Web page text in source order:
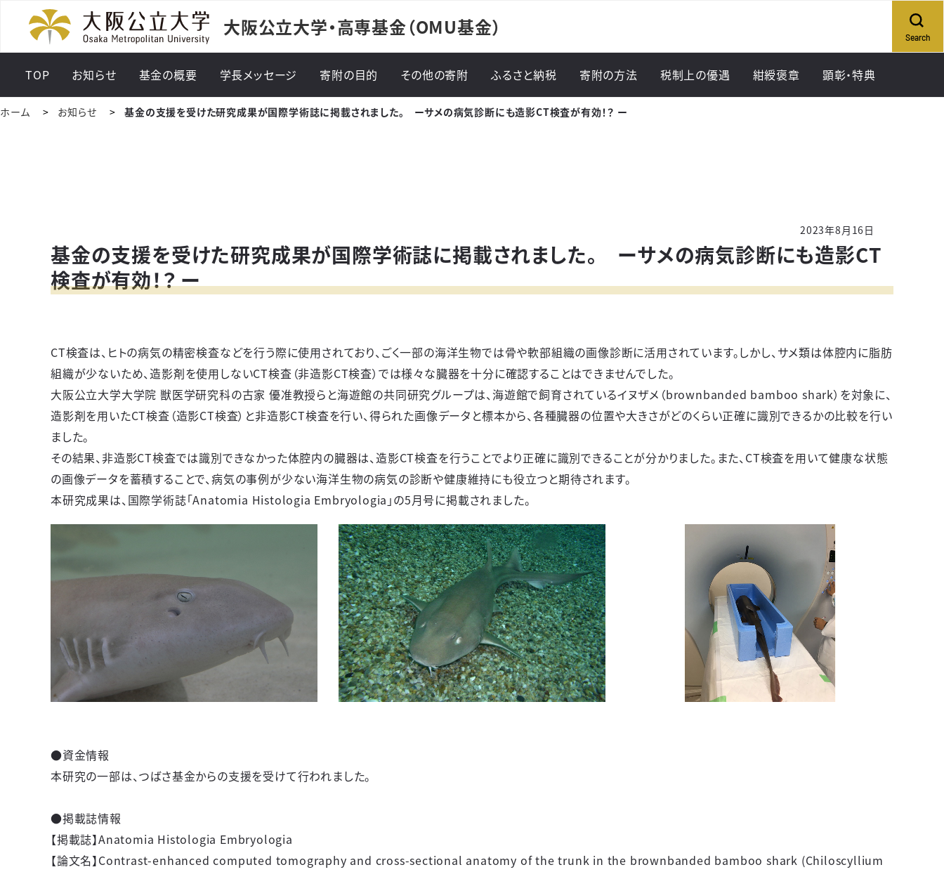
大阪公立大学・高専基金（OMU基金） Search
TOP お知らせ 基金の概要 学長メッセージ 寄附の目的 その他の寄附 ふるさと納税 寄附の方法
寄附の方法（個人）
税制上の優遇 紺綬褒章 顕彰・特典
ホーム お知らせ 基金の支援を受けた研究成果が国際学術誌に掲載されました。 ーサメの病気診断にも造影CT検査が有効！？ ー
2023年8月16日
基金の支援を受けた研究成果が国際学術誌に掲載されました。 ーサメの病気診断にも造影CT
検査が有効！？ ー
CT検査は、ヒトの病気の精密検査などを行う際に使用されており、ごく一部の海洋生物では骨や軟部組織の画像診断に活用されています。しかし、サメ類は体腔内に脂肪
組織が少ないため、造影剤を使用しないCT検査（非造影CT検査）では様々な臓器を十分に確認することはできませんでした。
大阪公立大学大学院 獣医学研究科の古家 優准教授らと海遊館の共同研究グループは、海遊館で飼育されているイヌザメ（brownbanded bamboo shark）を対象に、
造影剤を用いたCT検査（造影CT検査）と非造影CT検査を行い、得られた画像データと標本から、各種臓器の位置や大きさがどのくらい正確に識別できるかの比較を行い
ました。
その結果、非造影CT検査では識別できなかった体腔内の臓器は、造影CT検査を行うことでより正確に識別できることが分かりました。また、CT検査を用いて健康な状態
の画像データを蓄積することで、病気の事例が少ない海洋生物の病気の診断や健康維持にも役立つと期待されます。
本研究成果は、国際学術誌「Anatomia Histologia Embryologia 」の5月号に掲載されました。
●資金情報
本研究の一部は、つばさ基金からの支援を受けて行われました。
●掲載誌情報
【掲載誌】Anatomia Histologia Embryologia
【論文名】Contrast-enhanced computed tomography and cross-sectional anatomy of the trunk in the brownbanded bamboo shark (Chiloscyllium